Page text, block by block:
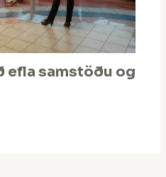
samstöðu og